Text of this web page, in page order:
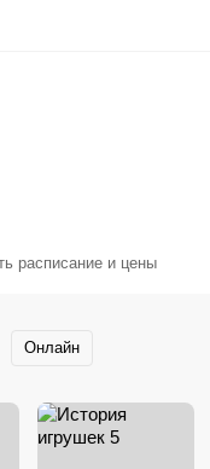
расписание и цены
Онлайн